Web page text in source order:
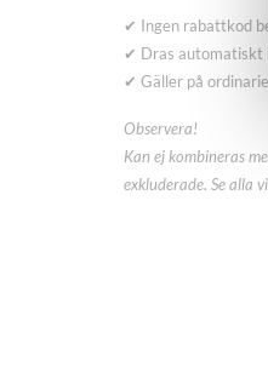
✔ Ingen rabattkod
✔ Dras automatiskt i
✔ Gäller på
Observera!
Kan ej kombineras
exkluderade. Se alla